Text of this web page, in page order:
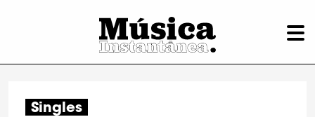
Singles